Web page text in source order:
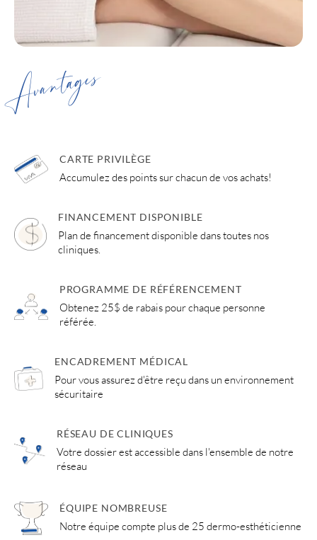
CARTE PRIVILÈGE
Accumulez des points sur chacun de vos achats!
FINANCEMENT DISPONIBLE
Plan de financement disponible dans toutes nos
cliniques.
PROGRAMME DE RÉFÉRENCEMENT
Obtenez 25$ de rabais pour chaque personne
référée.
ENCADREMENT MÉDICAL
Pour vous assurez d'être reçu dans un environnement
sécuritaire
RÉSEAU DE CLINIQUES
Votre dossier est accessible dans l'ensemble de notre
réseau
ÉQUIPE NOMBREUSE
Notre équipe compte plus de 25 dermo-esthéticienne